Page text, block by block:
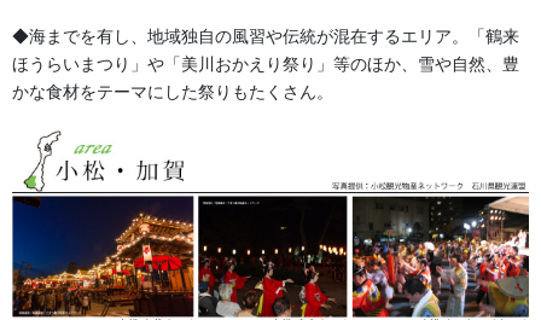
《中能登エリア》 七尾「青柏祭」、七尾「向田の火祭」、七尾
「石崎奉燈祭」、七尾「お熊甲祭」、志賀町「西海祭り」、宝達
志水町「子浦神社獅子舞」、宝達志水町「三十三年式年大祭」
◆奥能登あわせると「キリコ」の数は700本以上。キリコまつりや
勇壮な火祭りのほか、春に七尾では20トンと言われる巨大な山車
が曳かれる「青柏祭」が有名で、一般客も参加ができます。
◆海までを有し、地域独自の風習や伝統が混在するエリア。「鶴来
ほうらいまつり」や「美川おかえり祭り」等のほか、雪や自然、豊
かな食材をテーマにした祭りもたくさん。